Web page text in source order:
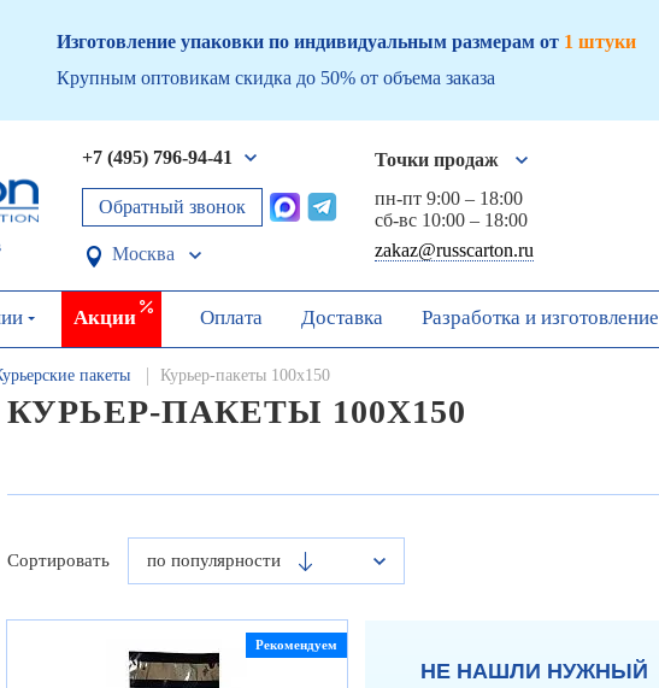
Изготовление упаковки по индивидуальным размерам от 1 штуки
Крупным оптовикам скидка до 50% от объема заказа
+7 (495) 796-94-41
Обратный звонок
Москва
Точки продаж
пн-пт 9:00 – 18:00
сб-вс 10:00 – 18:00
zakaz@russcarton.ru
Акции Оплата Доставка Разработка и изготовление
пакеты Курьер-пакеты 100х150
КУРЬЕР-ПАКЕТЫ 100Х150
Сортировать по популярности
Рекомендуем
НЕ НАШЛИ НУЖНЫЙ